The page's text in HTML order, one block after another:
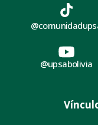
@upsabolivia